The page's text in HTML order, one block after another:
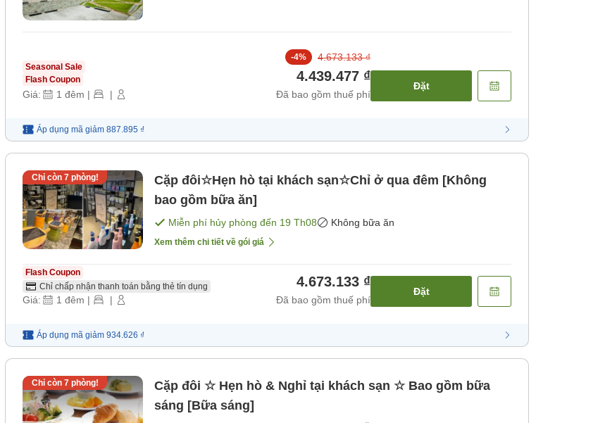
Seasonal Sale
Flash Coupon
Giá: 1 đêm | |
-4% 4.673.133 ₫
4.439.477 ₫
Đã bao gồm thuế phí
Đặt
Áp dụng mã giảm 887.895 ₫
Chỉ còn 7phòng!
Cặp đôi☆Hẹn hò tại khách sạn☆Chỉ ở qua đêm [Không
bao gồm bữa ăn]
Miễn phí hủy phòng đến 19 Th08 Không bữa ăn
Xem thêm chi tiết về gói giá
Flash Coupon
Chỉ chấp nhận thanh toán bằng thẻ tín dụng
Giá: 1 đêm | |
4.673.133 ₫
Đã bao gồm thuế phí
Đặt
Áp dụng mã giảm 934.626 ₫
Chỉ còn 7phòng!
Cặp đôi ☆ Hẹn hò & Nghỉ tại khách sạn ☆ Bao gồm bữa
sáng [Bữa sáng]